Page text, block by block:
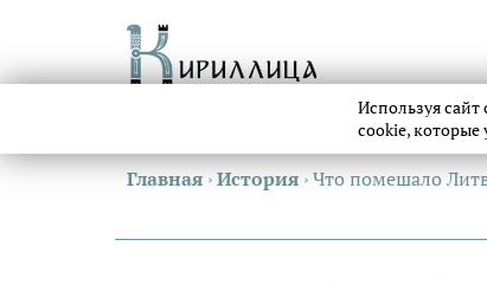
Главная ›История ›Что помешало
Используя
cookie, которые